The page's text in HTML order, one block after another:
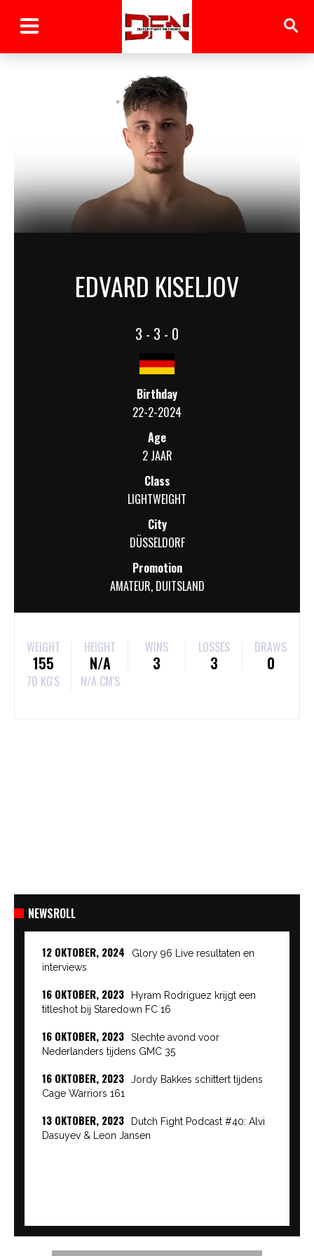
EDVARD KISELJOV
3 - 3 - 0
Birthday
22-2-2024
Age
2 JAAR
Class
LIGHTWEIGHT
City
DÜSSELDORF
Promotion
AMATEUR, DUITSLAND
WEIGHT
155
70 KG'S
HEIGHT
N/A
N/A CM'S
WINS
3
LOSSES
3
DRAWS
0
NEWSROLL
12 OKTOBER, 2024
Glory 96 Live resultaten en
interviews
16 OKTOBER, 2023
Hyram Rodriguez krijgt een
titleshot bij Staredown FC 16
16 OKTOBER, 2023
Slechte avond voor
Nederlanders tijdens GMC 35
16 OKTOBER, 2023
Jordy Bakkes schittert tijdens
Cage Warriors 161
13 OKTOBER, 2023
Dutch Fight Podcast #40: Alvi
Dasuyev & Leon Jansen